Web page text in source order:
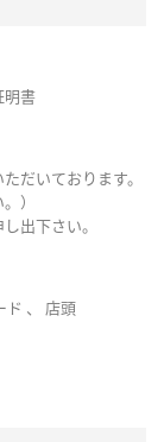
明書
だいております。
）
出下さい。
ド 、 店頭